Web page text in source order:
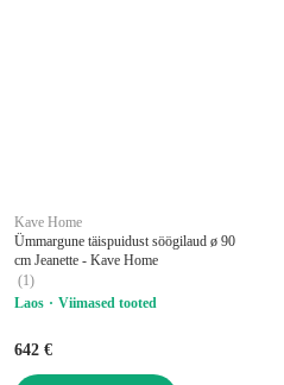
Kave Home
Ümmargune täispuidust söögilaud ø 90
cm Jeanette - Kave Home
(1)
Laos
Viimased tooted
642 €